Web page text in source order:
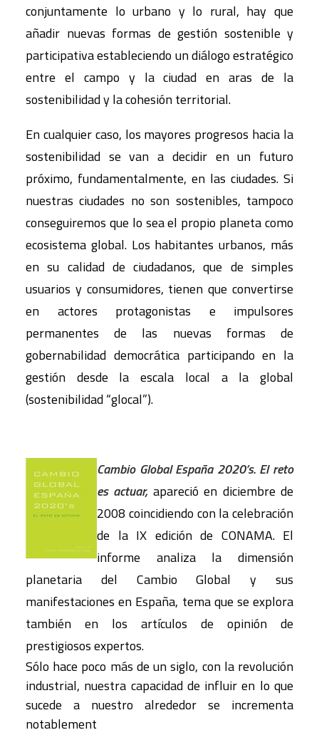
conjuntamente lo urbano y lo rural, hay que
añadir nuevas formas de gestión sostenible y
participativa estableciendo un diálogo estratégico
entre el campo y la ciudad en aras de la
sostenibilidad y la cohesión territorial.
En cualquier caso, los mayores progresos hacia la
sostenibilidad se van a decidir en un futuro
próximo, fundamentalmente, en las ciudades. Si
nuestras ciudades no son sostenibles, tampoco
conseguiremos que lo sea el propio planeta como
ecosistema global. Los habitantes urbanos, más
en su calidad de ciudadanos, que de simples
usuarios y consumidores, tienen que convertirse
en actores protagonistas e impulsores
permanentes de las nuevas formas de
gobernabilidad democrática participando en la
gestión desde la escala local a la global
(sostenibilidad “glocal”).
Cambio Global España 2020’s. El reto
es actuar,apareció en diciembre de
2008 coincidiendo con la celebración
de la IX edición de CONAMA. El
informe analiza la dimensión
planetaria del Cambio Global y sus
manifestaciones en España, tema que se explora
también en los artículos de opinión de
prestigiosos expertos.
Sólo hace poco más de un siglo, con la revolución
industrial, nuestra capacidad de influir en lo que
sucede a nuestro alrededor se incrementa
notablement